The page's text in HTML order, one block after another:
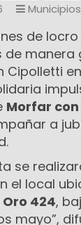
Municipios
de
de manera
Cipolletti
Morfar
a
se
el local
424,
mayo”,